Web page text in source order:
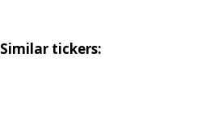
Similar tickers: